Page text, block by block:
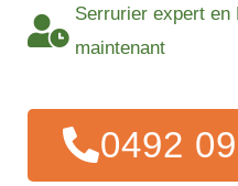
Serrurier expert en
maintenant
0492